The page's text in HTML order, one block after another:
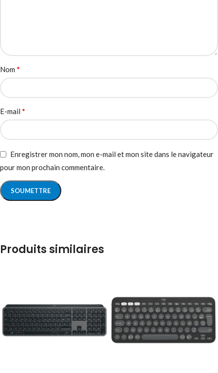
Nom *
E-mail *
Enregistrer mon nom, mon e-mail et mon site dans le navigateur
pour mon prochain commentaire.
Produits similaires